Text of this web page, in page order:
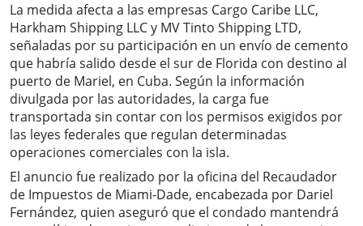
La medida afecta a las empresas Cargo Caribe LLC,
Harkham Shipping LLC y MV Tinto Shipping LTD,
señaladas por su participación en un envío de cemento
que habría salido desde el sur de Florida con destino al
puerto de Mariel, en Cuba. Según la información
divulgada por las autoridades, la carga fue
transportada sin contar con los permisos exigidos por
las leyes federales que regulan determinadas
operaciones comerciales con la isla.
El anuncio fue realizado por la oficina del Recaudador
de Impuestos de Miami-Dade, encabezada por Dariel
Fernández, quien aseguró que el condado mantendrá